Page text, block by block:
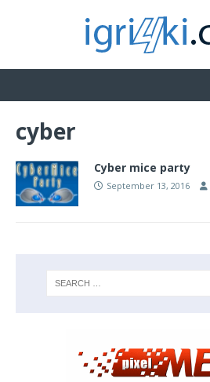
cyber
Cyber mice party
September 13, 2016